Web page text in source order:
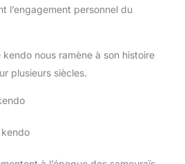
l’engagement personnel du
nous ramène à son histoire
plusieurs siècles.
kendo